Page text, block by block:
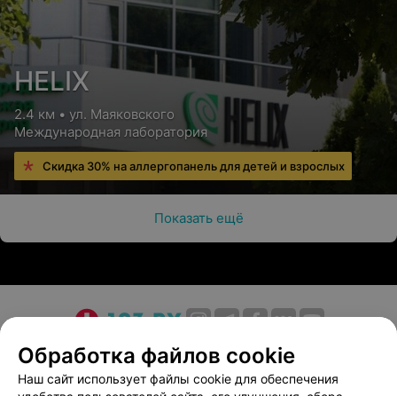
HELIX
2.4 км • ул. Маяковского
Международная лаборатория
Скидка 30% на аллергопанель для детей и взрослых
Показать ещё
О проекте Новости проекта
Размещение рекламы
Медицинский маркетинг
Публичный договор
Обработка файлов cookie
Наш сайт использует файлы cookie для обеспечения